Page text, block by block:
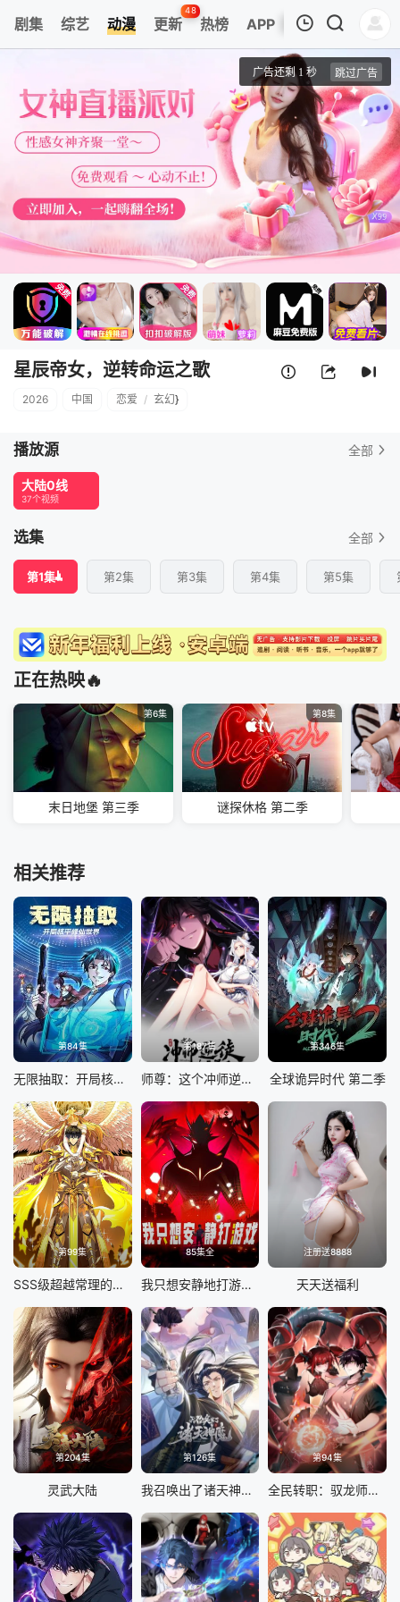
剧集 综艺 动漫 更新
48
热榜 APP
第1集
星辰帝女，逆转命运之歌
星辰帝女，逆转命运之歌
2026 中国 恋爱 / 玄幻}
播放源 全部
大陆0线
37个视频
选集 全部
第1集 第2集 第3集 第4集 第5集
正在热映🔥
第6集
末日地堡 第三季
第8集
谜探休格 第二季
相关推荐
第84集
无限抽取：开局核平修仙世界
第187集
师尊：这个冲师逆徒才不是圣子 动态漫画
第346集
全球诡异时代 第二季
第99集
SSS级超越常理的圣骑士 动态漫画
85集全
我只想安静地打游戏 动态漫画
注册送8888
天天送福利
第204集
灵武大陆
第126集
我召唤出了诸天神魔 动态漫画 第一季
第94集
全民转职：驭龙师是最弱职业 动态漫画